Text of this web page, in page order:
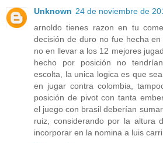
Unknown 24 de noviembre de
arnoldo tienes razon en tu
decisión de duro no fue hecha
no en llevar a los 12 mejores
hecho por posición no
escolta, la unica logica es que
en jugar contra colombia,
posición de pivot con tanta
el juego con brasil deberían
ruiz, considerando por la altura
incorporar en la nomina a luis